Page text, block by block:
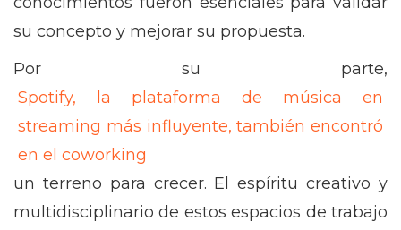
su concepto y mejorar su propuesta.
Por su parte,
Spotify, la plataforma de música en
streaming más influyente, también encontró
en el coworking
un terreno para crecer. El espíritu creativo y
multidisciplinario de estos espacios de trabajo